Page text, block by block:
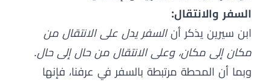
السفر والانتقال:
ابن سيرين يذكر أنالسفر يدل على الانتقال من
مكان إلى مكان، وعلى الانتقال من حال إلى حال.
وبما أن المحطة مرتبطة بالسفر في عرفنا، فإنها